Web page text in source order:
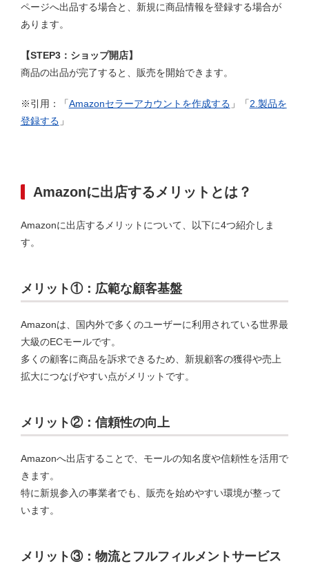
ページへ出品する場合と、新規に商品情報を登録する場合が
あります。
【STEP3：ショップ開店】
商品の出品が完了すると、販売を開始できます。
※引用：「Amazonセラーアカウントを作成する 」「2.製品を
登録する 」
Amazonに出店するメリットとは？
Amazonに出店するメリットについて、以下に4つ紹介しま
す。
メリット①：広範な顧客基盤
Amazonは、国内外で多くのユーザーに利用されている世界最
大級のECモールです。
多くの顧客に商品を訴求できるため、新規顧客の獲得や売上
拡大につなげやすい点がメリットです。
メリット②：信頼性の向上
Amazonへ出店することで、モールの知名度や信頼性を活用で
きます。
特に新規参入の事業者でも、販売を始めやすい環境が整って
います。
メリット③：物流とフルフィルメントサービス